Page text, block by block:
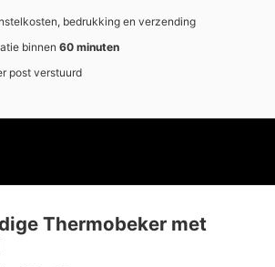
bedrukking en verzending
binnen 60 minuten
post verstuurd
Thermobeker met